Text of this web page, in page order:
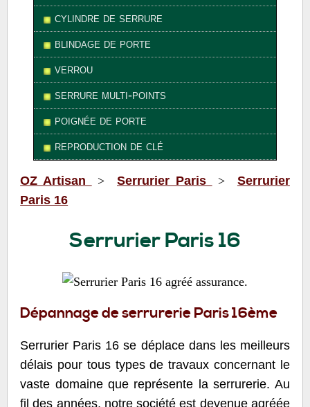
cylindre de serrure
blindage de porte
verrou
serrure multi-points
poignée de porte
reproduction de clé
OZ Artisan >Serrurier Paris > Serrurier
Paris 16
Serrurier Paris 16
Dépannage de serrurerie Paris 16ème
Serrurier Paris 16 se déplace dans les meilleurs
délais pour tous types de travaux concernant le
vaste domaine que représente la serrurerie. Au
fil des années, notre société est devenue agréée